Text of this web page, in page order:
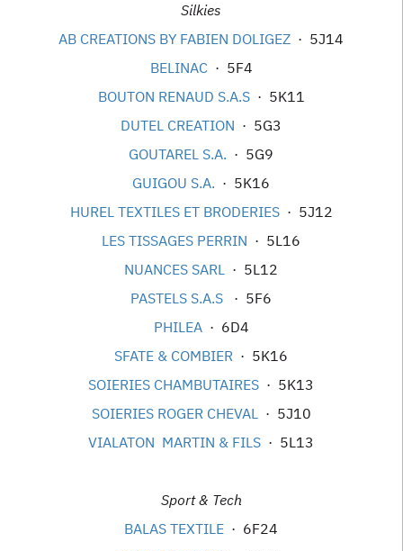
Silkies
AB CREATIONS BY FABIEN DOLIGEZ · 5J14
BELINAC · 5F4
BOUTON RENAUD S.A.S· 5K11
DUTEL CREATION · 5G3
GOUTAREL S.A. · 5G9
GUIGOU S.A. · 5K16
HUREL TEXTILES ET BRODERIES· 5J12
LES TISSAGES PERRIN · 5L16
NUANCES SARL · 5L12
PASTELS S.A.S · 5F6
PHILEA · 6D4
SFATE & COMBIER · 5K16
SOIERIES CHAMBUTAIRES · 5K13
SOIERIES ROGER CHEVAL· 5J10
VIALATON MARTIN & FILS · 5L13
Sport & Tech
BALAS TEXTILE · 6F24